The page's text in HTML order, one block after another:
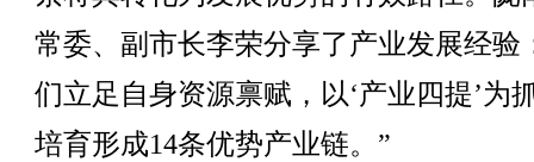
常委、副市长李荣分享了产业发展经验
们立足自身资源禀赋，以‘产业四提’为
培育形成14条优势产业链。”